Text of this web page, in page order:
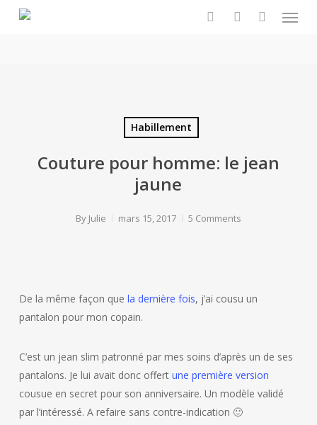
Menu
Habillement
Couture pour homme: le jean
jaune
By Julie mars 15, 2017 5 Comments
De la même façon que la dernière fois, j’ai cousu un
pantalon pour mon copain.
C’est un jean slim patronné par mes soins d’après un de ses
pantalons. Je lui avait donc offert une première version
cousue en secret pour son anniversaire. Un modèle validé
par l’intéressé. A refaire sans contre-indication 🙂